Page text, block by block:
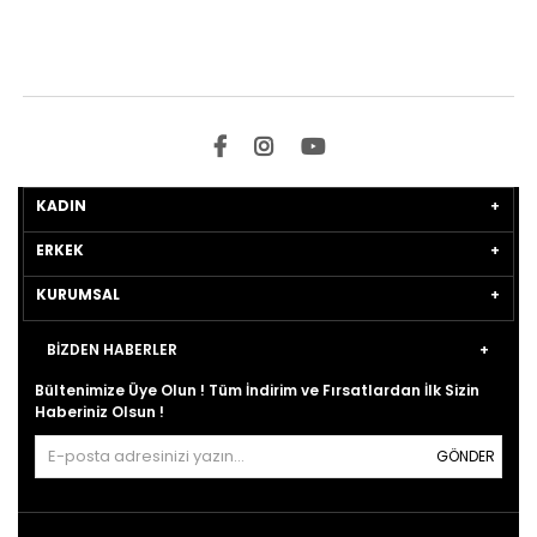
KADIN
ERKEK
KURUMSAL
BİZDEN HABERLER
Bültenimize Üye Olun ! Tüm İndirim ve Fırsatlardan İlk Sizin
Haberiniz Olsun !
GÖNDER